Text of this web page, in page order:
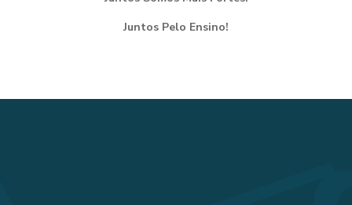
Juntos Pelo Ensino!